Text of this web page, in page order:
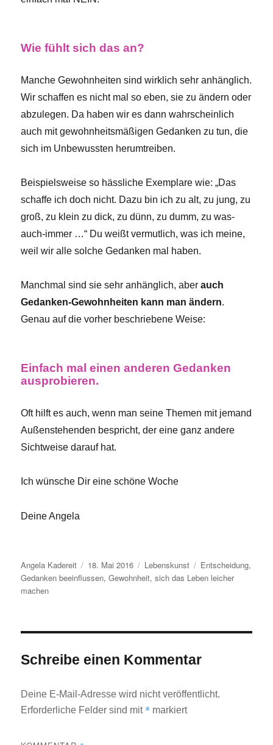
Wie fühlt sich das an?
Manche Gewohnheiten sind wirklich sehr anhänglich.
Wir schaffen es nicht mal so eben, sie zu ändern oder
abzulegen. Da haben wir es dann wahrscheinlich
auch mit gewohnheitsmäßigen Gedanken zu tun, die
sich im Unbewussten herumtreiben.
Beispielsweise so hässliche Exemplare wie: „Das
schaffe ich doch nicht. Dazu bin ich zu alt, zu jung, zu
groß, zu klein zu dick, zu dünn, zu dumm, zu was-
auch-immer …“ Du weißt vermutlich, was ich meine,
weil wir alle solche Gedanken mal haben.
Manchmal sind sie sehr anhänglich, aberauch
Gedanken-Gewohnheiten kann man ändern.
Genau auf die vorher beschriebene Weise:
Einfach mal einen anderen Gedanken
ausprobieren.
Oft hilft es auch, wenn man seine Themen mit jemand
Außenstehenden bespricht, der eine ganz andere
Sichtweise darauf hat.
Ich wünsche Dir eine schöne Woche
Deine Angela
Autor
Angela Kadereit
Veröffentlicht
am
18. Mai 2016 Kategorien
Lebenskunst Schlagwörter
Entscheidung,
Gedanken beeinflussen,Gewohnheit,sich das Leben leicher
machen
Schreibe einen Kommentar
Deine E-Mail-Adresse wird nicht veröffentlicht.
Erforderliche Felder sind mit * markiert